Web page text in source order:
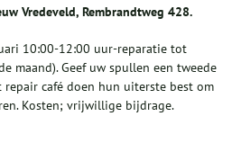
Vredeveld, Rembrandtweg 428.
10:00-12:00 uur-reparatie tot
maand). Geef uw spullen een tweede
café doen hun uiterste best om
Kosten; vrijwillige bijdrage.